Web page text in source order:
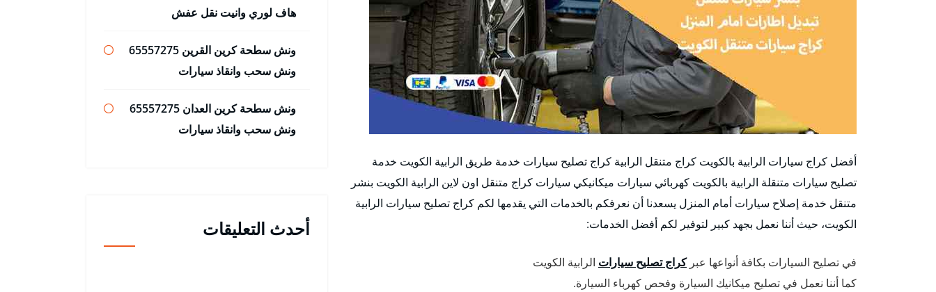
أفضل كراج سيارات الرابية بالكويت كراج متنقل الرابية كراج تصليح سيارات خدمة طريق الرابية الكويت خدمة
تصليح سيارات متنقلة الرابية بالكويت كهربائي سيارات ميكانيكي سيارات كراج متنقل اون لاين الرابية الكويت بنشر
متنقل خدمة إصلاح سيارات أمام المنزل يسعدنا أن نعرفكم بالخدمات التي يقدمها لكم كراج تصليح سيارات الرابية
الكويت، حيث أننا نعمل بجهد كبير لتوفير لكم أفضل الخدمات:
في تصليح السيارات بكافة أنواعها عبركراج تصليح سيارات الرابية الكويت
كما أننا نعمل في تصليح ميكانيك السيارة وفحص كهرباء السيارة.
هاف لوري وانيت نقل عفش
ونش سطحة كرين القرين 65557275
ونش سحب وانقاذ سيارات
ونش سطحة كرين العدان 65557275
ونش سحب وانقاذ سيارات
أحدث التعليقات